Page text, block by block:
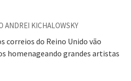
ANDREI KICHALOWSKY
correios do Reino Unido vão
homenageando grandes artistas